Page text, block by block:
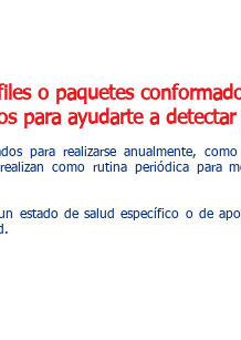
o paquetes
para ayudarte a
para realizarse anualmente,
como rutina periódica para
estado de salud específico o de